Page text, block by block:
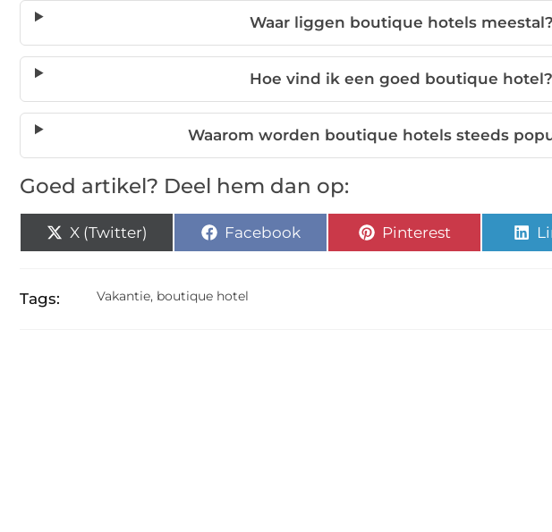
Waar liggen boutique hotels meestal?
Hoe vind ik een goed boutique hotel?
Waarom worden boutique hotels steeds
Goed artikel? Deel hem dan op:
X (Twitter) Facebook Pinterest
Tags: Vakantie, boutique hotel